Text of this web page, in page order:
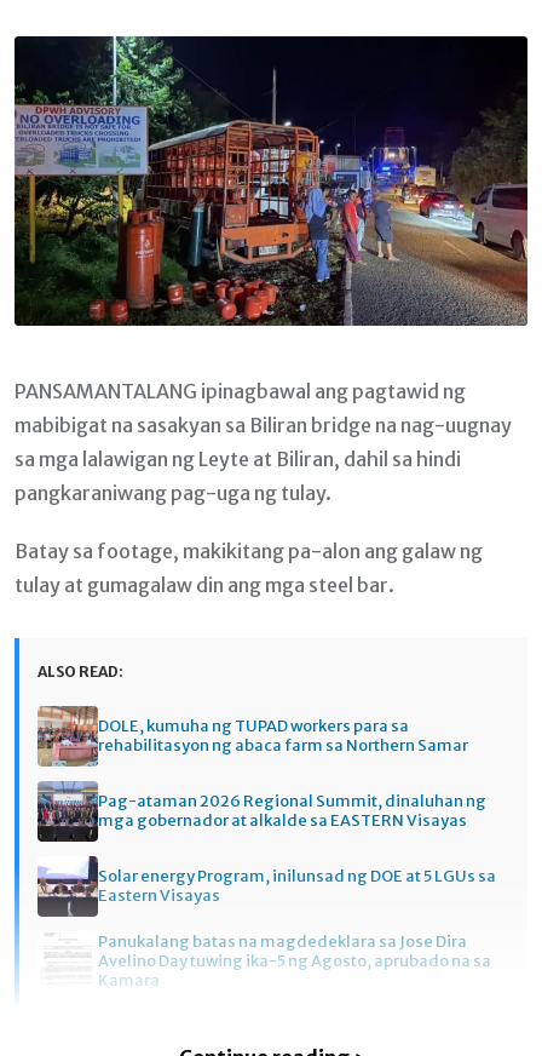
Email
PANSAMANTALANG ipinagbawal ang pagtawid ng
mabibigat na sasakyan sa Biliran bridge na nag-uugnay
sa mga lalawigan ng Leyte at Biliran, dahil sa hindi
pangkaraniwang pag-uga ng tulay.
Batay sa footage, makikitang pa-alon ang galaw ng
tulay at gumagalaw din ang mga steel bar.
ALSO READ:
DOLE, kumuha ng TUPAD workers para sa
rehabilitasyon ng abaca farm sa Northern Samar
Pag-ataman 2026 Regional Summit, dinaluhan ng
mga gobernador at alkalde sa EASTERN Visayas
Solar energy Program, inilunsad ng DOE at 5 LGUs sa
Eastern Visayas
Panukalang batas na magdedeklara sa Jose Dira
Avelino Day tuwing ika-5 ng Agosto, aprubado na sa
Kamara